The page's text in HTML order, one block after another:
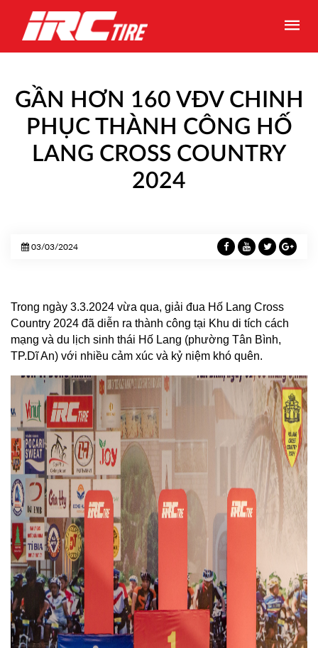
GẦN HƠN 160 VĐV CHINH
PHỤC THÀNH CÔNG HỐ
LANG CROSS COUNTRY
2024
03/03/2024
Trong ngày 3.3.2024 vừa qua, giải đua Hố Lang Cross
Country 2024 đã diễn ra thành công tại Khu di tích cách
mạng và du lịch sinh thái Hố Lang (phường Tân Bình,
TP.Dĩ An) với nhiều cảm xúc và kỷ niệm khó quên.